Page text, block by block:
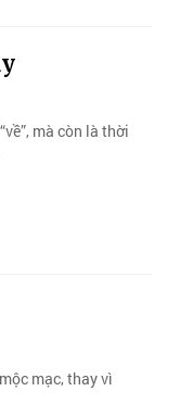
mà còn là thời
mạc, thay vì